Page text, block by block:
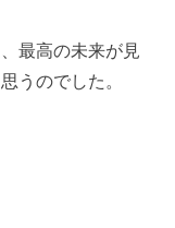
最高の未来が見
うのでした。